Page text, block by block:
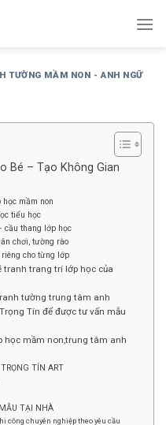
TƯỜNG MẦM NON - ANH NGỮ
Bé – Tạo Không Gian
mầm non
tiểu học
cầu thang lớp học
chơi, tường rào
cho từng lớp
tranh trang trí lớp học của
tường trung tâm anh
Tín để được tư vấn mẫu
học mầm non,trung tâm anh
TÍN ART
TẠI NHÀ
công chuyên nghiệp theo yêu cầu